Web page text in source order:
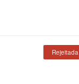
Rejeitada